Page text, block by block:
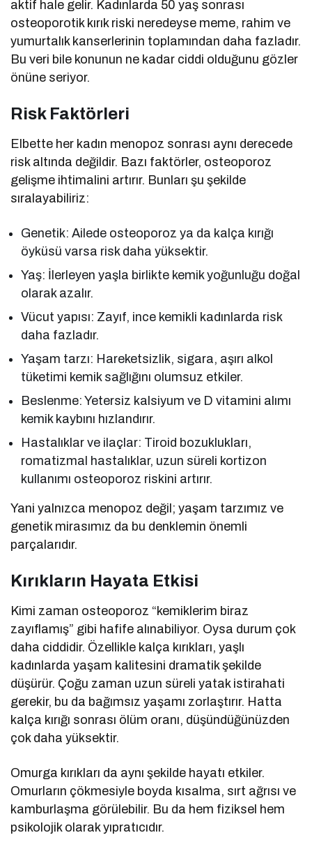
aktif hale gelir. Kadınlarda 50 yaş sonrası
osteoporotik kırık riski neredeyse meme, rahim ve
yumurtalık kanserlerinin toplamından daha fazladır.
Bu veri bile konunun ne kadar ciddi olduğunu gözler
önüne seriyor.
Risk Faktörleri
Elbette her kadın menopoz sonrası aynı derecede
risk altında değildir. Bazı faktörler, osteoporoz
gelişme ihtimalini artırır. Bunları şu şekilde
sıralayabiliriz:
Genetik: Ailede osteoporoz ya da kalça kırığı
öyküsü varsa risk daha yüksektir.
Yaş: İlerleyen yaşla birlikte kemik yoğunluğu doğal
olarak azalır.
Vücut yapısı: Zayıf, ince kemikli kadınlarda risk
daha fazladır.
Yaşam tarzı: Hareketsizlik, sigara, aşırı alkol
tüketimi kemik sağlığını olumsuz etkiler.
Beslenme: Yetersiz kalsiyum ve D vitamini alımı
kemik kaybını hızlandırır.
Hastalıklar ve ilaçlar: Tiroid bozuklukları,
romatizmal hastalıklar, uzun süreli kortizon
kullanımı osteoporoz riskini artırır.
Yani yalnızca menopoz değil; yaşam tarzımız ve
genetik mirasımız da bu denklemin önemli
parçalarıdır.
Kırıkların Hayata Etkisi
Kimi zaman osteoporoz “kemiklerim biraz
zayıflamış” gibi hafife alınabiliyor. Oysa durum çok
daha ciddidir. Özellikle kalça kırıkları, yaşlı
kadınlarda yaşam kalitesini dramatik şekilde
düşürür. Çoğu zaman uzun süreli yatak istirahati
gerekir, bu da bağımsız yaşamı zorlaştırır. Hatta
kalça kırığı sonrası ölüm oranı, düşündüğünüzden
çok daha yüksektir.
Omurga kırıkları da aynı şekilde hayatı etkiler.
Omurların çökmesiyle boyda kısalma, sırt ağrısı ve
kamburlaşma görülebilir. Bu da hem fiziksel hem
psikolojik olarak yıpratıcıdır.